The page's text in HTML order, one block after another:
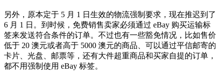
另外，原本定于 5 月 1 日生效的物流强制要求，现在推迟到了
6 月 1 日。到时候，免费销售卖家必须通过 eBay 购买运输标
签来发送符合条件的订单。不过也有一些豁免情况，比如售价
低于 20 澳元或者高于 5000 澳元的商品、可以通过平信邮寄的
卡片、光盘、邮票等，还有大件超重商品和买家自提的订单，
都不用强制使用 eBay 标签。